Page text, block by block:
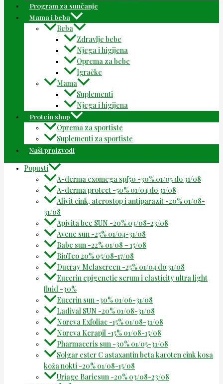
Program za sunčanje
Mama i beba
Beba
Zdravlje bebe
Njega i higijena
Oprema za bebe
Igračke
Mama
Suplementi
Njega i higijena
Protein shop
Oprema za sportiste
Suplementi za sportiste
Naši proizvodi
Popusti
A-derma exomega spf50 -30% 01/05 do 31/08
A-derma protect -50% 01/04 do 31/08
Alivit cink, aterostop i antiparazit -20% 01/08-
31/08
Apivita bee SUN -20% 03/08-23/08
Avene sun -25% 01/04-31/08
Babe sun -22% 01/08 – 15/08
BioTeo 20% 05/08-17/08
Ducray Melascreen -25% 01/04 do 31/08
Eucerin epigenetic serum i elasticity ultra light
fluid -30%
Eucerin sun -30% 01/06-31/08
Ladival SUN -20% 01/08-31/08
Noreva Exfoliac -15% 01/08-31/08
Noreva Kerapil -15% 01/08-15/08
Pharmaceris sun -30% 01/05-31/08
Solgar ester C astaxantin beta karoten cink kosa
koža nokti -20% 01/08-15/08
Uriage Bariesun -20% 03/08-23/08